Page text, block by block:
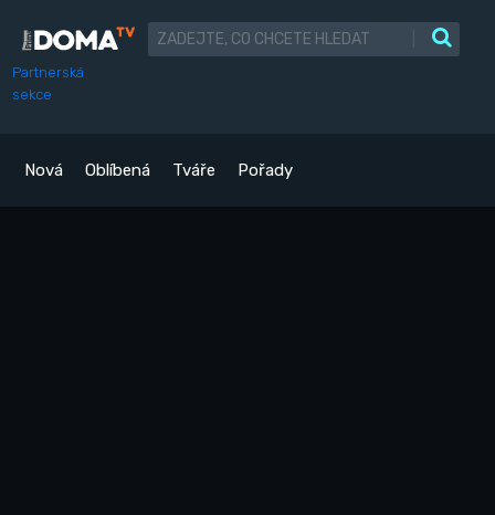
Partnerská
sekce
Nová Oblíbená Tváře Pořady